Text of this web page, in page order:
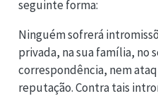
seguinte forma:
Ninguém sofrerá
privada, na sua família, no
correspondência, nem
reputação. Contra tais